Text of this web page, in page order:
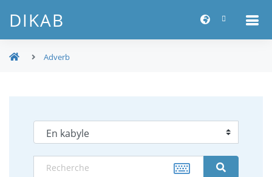
DIKAB
Adverb